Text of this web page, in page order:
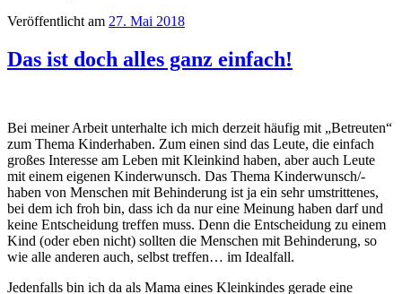
Veröffentlicht am 27. Mai 2018
Das ist doch alles ganz einfach!
Bei meiner Arbeit unterhalte ich mich derzeit häufig mit „Betreuten“
zum Thema Kinderhaben. Zum einen sind das Leute, die einfach
großes Interesse am Leben mit Kleinkind haben, aber auch Leute
mit einem eigenen Kinderwunsch. Das Thema Kinderwunsch/-
haben von Menschen mit Behinderung ist ja ein sehr umstrittenes,
bei dem ich froh bin, dass ich da nur eine Meinung haben darf und
keine Entscheidung treffen muss. Denn die Entscheidung zu einem
Kind (oder eben nicht) sollten die Menschen mit Behinderung, so
wie alle anderen auch, selbst treffen… im Idealfall.
Jedenfalls bin ich da als Mama eines Kleinkindes gerade eine